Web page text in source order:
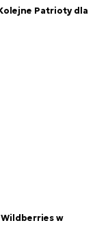
Patrioty dla
w